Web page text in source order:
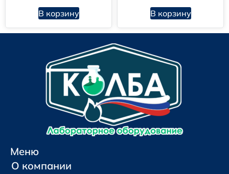
В корзину В корзину
Меню
О компании